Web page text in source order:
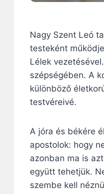
Nagy Szent Leó
testeként
Lélek
szépségében. A
különböző
testvéreivé.
A jóra és békére
apostolok: hogy
azonban ma is
együtt tehetjük.
szembe kell